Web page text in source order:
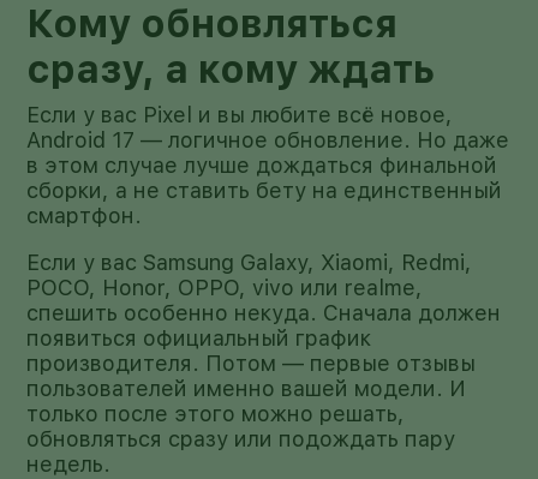
Кому обновляться
сразу, а кому ждать
Если у вас Pixel и вы любите всё новое,
Android 17 — логичное обновление. Но даже
в этом случае лучше дождаться финальной
сборки, а не ставить бету на единственный
смартфон.
Если у вас Samsung Galaxy, Xiaomi, Redmi,
POCO, Honor, OPPO, vivo или realme,
спешить особенно некуда. Сначала должен
появиться официальный график
производителя. Потом — первые отзывы
пользователей именно вашей модели. И
только после этого можно решать,
обновляться сразу или подождать пару
недель.